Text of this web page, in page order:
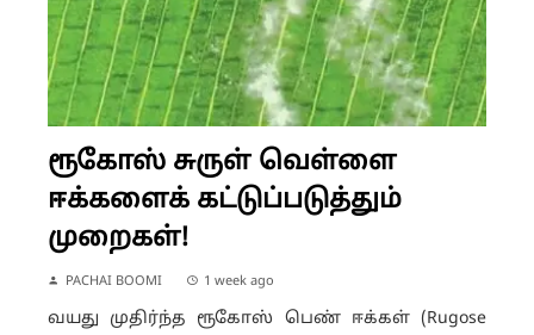
ரூகோஸ் சுருள் வெள்ளை
ஈக்களைக் கட்டுப்படுத்தும்
முறைகள்!
PACHAI BOOMI 1 week ago
வயது முதிர்ந்த ரூகோஸ் பெண் ஈக்கள் (Rugose